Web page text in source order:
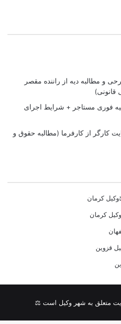
و مطالبه دیه از راننده مقصر
فوری مستاجر + شرایط اجرای
کارگر از کارفرما (مطالبه حقوق و
کرمان
کرمان
قزوین
متعلق به شهر وکیل است ⚖